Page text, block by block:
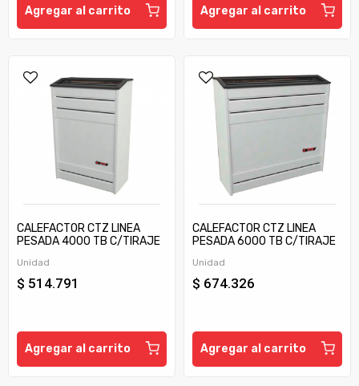
Agregar al carrito Agregar al carrito
CALEFACTOR CTZ LINEA
PESADA 4000 TB C/TIRAJE
Unidad
$ 514.791
Agregar al carrito
CALEFACTOR CTZ LINEA
PESADA 6000 TB C/TIRAJE
Unidad
$ 674.326
Agregar al carrito